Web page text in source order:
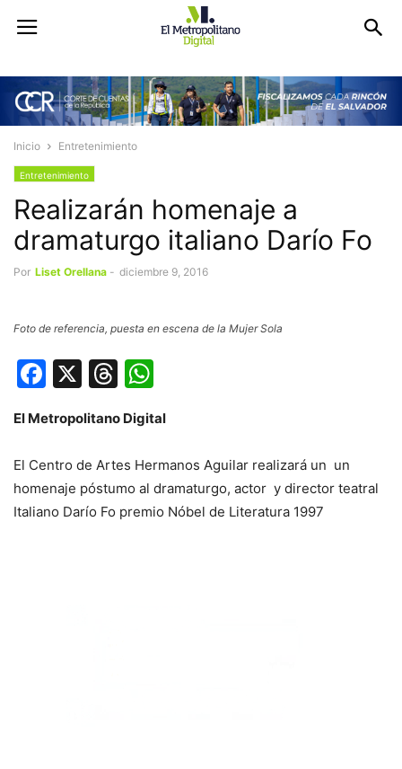
Inicio Entretenimiento
Entretenimiento
Realizarán homenaje a
dramaturgo italiano Darío Fo
Por Liset Orellana - diciembre 9, 2016
Foto de referencia, puesta en escena de la Mujer Sola
Facebook
X Threads
El Metropolitano Digital
El Centro de Artes Hermanos Aguilar realizará un un
homenaje póstumo al dramaturgo, actor y director teatral
Italiano Darío Fo premio Nóbel de Literatura 1997